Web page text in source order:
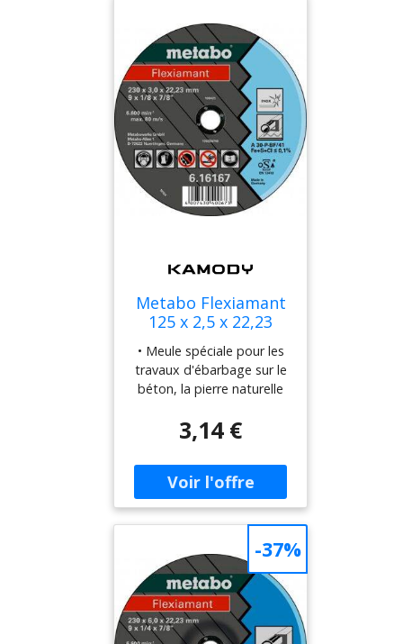
14 • Vitesse de rotation
max.: 12 200 /min>
Metabo Flexiamant
125 x 2,5 x 22,23
inox, meule de
tronçonnage
616738000
• Meule spéciale pour les
travaux d'ébarbage sur le
béton, la pierre naturelle
tendre. • Performance
abrasive élevée et
longévité élevée. • Vitesse
de travail maximale 80
m/sec.. Caractéristiques
techniques • Classe de
qualité: A 30-P • Diamètre
x épaisseur x forure: 125 x
2,5 x 22,23 mm •
Exécution: Droite • Vitesse
de rotation max.: 12 200
/min>
3,14 €
-37%